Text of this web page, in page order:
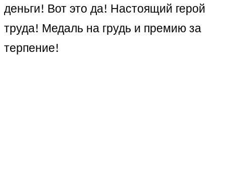
деньги! Вот это да! Настоящий герой
труда! Медаль на грудь и премию за
терпение!